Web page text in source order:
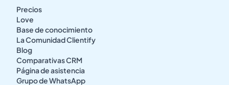
Precios
Love
Base de conocimiento
La Comunidad Clientify
Blog
Comparativas CRM
Página de asistencia
Grupo de WhatsApp